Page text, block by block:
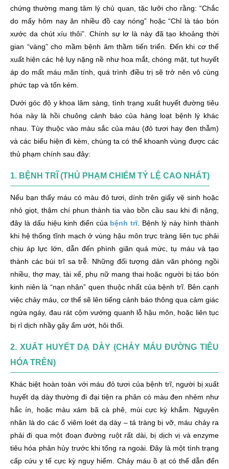
4. Nứt kẽ hậu môn (Nỗi ám ảnh kinh hoàng khi đi vệ
sinh)
5. Khối u Polyp trực tràng
6. Cảnh báo đỏ: Ung thư trực tràng và ung thư đại
Cách chữa đi đại tiện ra máu hiệu quả: Phác đồ chuẩn y
Chữa theo phương pháp của Đông y (Hỗ trợ thuyên giảm
triệu chứng tại nhà)
1. Cách chữa đi ngoài ra máu do bệnh trĩ giai đoạn
khởi phát
2. Bài thuốc cho người bị nứt kẽ hậu môn cấp tính
3. Các thảo dược hỗ trợ lưu thông khí huyết đường
ruột
Chữa đi đại tiện ra máu bằng Tây y (Xử lý chuyên sâu,
dứt điểm từ gốc)
Thay đổi thói quen sống hàng ngày (Hàng rào phòng
Đi đại tiện ra máu nên đi khám ở đâu an toàn, bảo mật tại
Hà Nội?
Kỹ thuật bức xạ nhiệt HCPT chữa đại tiện ra máu
không dùng dao kéo
Cách chữa đại tiện ra máu bằng máy khâu niêm mạc
PPH
chứng thường mang tâm lý chủ quan, tặc lưỡi cho rằng: “Chắc
do mấy hôm nay ăn nhiều đồ cay nóng” hoặc “Chỉ là táo bón
xước da chút xíu thôi”. Chính sự lơ là này đã tạo khoảng thời
gian “vàng” cho mầm bệnh âm thầm tiến triển. Đến khi cơ thể
xuất hiện các hệ lụy nặng nề như hoa mắt, chóng mặt, tụt huyết
áp do mất máu mãn tính, quá trình điều trị sẽ trở nên vô cùng
phức tạp và tốn kém.
Dưới góc độ y khoa lâm sàng, tình trạng xuất huyết đường tiêu
hóa này là hồi chuông cảnh báo của hàng loạt bệnh lý khác
nhau. Tùy thuộc vào màu sắc của máu (đỏ tươi hay đen thẫm)
và các biểu hiện đi kèm, chúng ta có thể khoanh vùng được các
thủ phạm chính sau đây:
1. BỆNH TRĨ (THỦ PHẠM CHIẾM TỶ LỆ CAO NHẤT)
Nếu bạn thấy máu có màu đỏ tươi, dính trên giấy vệ sinh hoặc
nhỏ giọt, thậm chí phun thành tia vào bồn cầu sau khi đi nặng,
đây là dấu hiệu kinh điển của bệnh trĩ. Bệnh lý này hình thành
khi hệ thống tĩnh mạch ở vùng hậu môn trực tràng liên tục phải
chịu áp lực lớn, dẫn đến phình giãn quá mức, tụ máu và tạo
thành các búi trĩ sa trễ. Những đối tượng dân văn phòng ngồi
nhiều, thợ may, tài xế, phụ nữ mang thai hoặc người bị táo bón
kinh niên là “nạn nhân” quen thuộc nhất của bệnh trĩ. Bên cạnh
việc chảy máu, cơ thể sẽ lên tiếng cảnh báo thông qua cảm giác
ngứa ngáy, đau rát cộm vướng quanh lỗ hậu môn, hoặc liên tục
bị rỉ dịch nhầy gây ẩm ướt, hôi thối.
2. XUẤT HUYẾT DẠ DÀY (CHẢY MÁU ĐƯỜNG TIÊU
HÓA TRÊN)
Khác biệt hoàn toàn với máu đỏ tươi của bệnh trĩ, người bị xuất
huyết dạ dày thường đi đại tiện ra phân có màu đen nhẻm như
hắc ín, hoặc màu xám bã cà phê, mùi cực kỳ khắm. Nguyên
nhân là do các ổ viêm loét dạ dày – tá tràng bị vỡ, máu chảy ra
phải đi qua một đoạn đường ruột rất dài, bị dịch vị và enzyme
tiêu hóa phân hủy trước khi tống ra ngoài. Đây là một tình trạng
cấp cứu y tế cực kỳ nguy hiểm. Chảy máu ồ ạt có thể dẫn đến